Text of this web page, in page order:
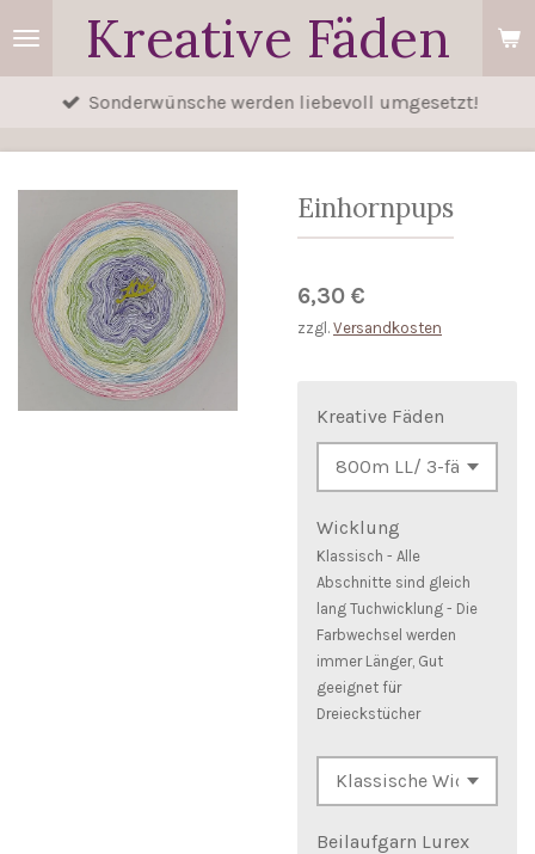
Zum
Hauptinhalt
springen
Kreative Fäden
Sonderwünsche werden liebevoll umgesetzt!
Einhornpups
6,30 €
zzgl. Versandkosten
Kreative Fäden
Wicklung
Klassisch - Alle
Abschnitte sind gleich
lang Tuchwicklung - Die
Farbwechsel werden
immer Länger, Gut
geeignet für
Dreieckstücher
Beilaufgarn Lurex